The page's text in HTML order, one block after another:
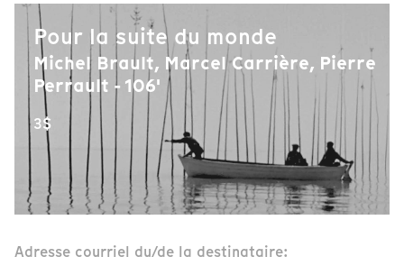
Pour la suite du monde
Michel Brault, Marcel Carrière, Pierre
Perrault - 106'
3$
Adresse courriel du/de la destinataire: